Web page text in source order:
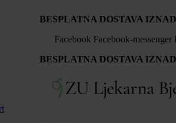
BESPLATNA DOSTAVA
Facebook Facebook-messenger
BESPLATNA DOSTAVA